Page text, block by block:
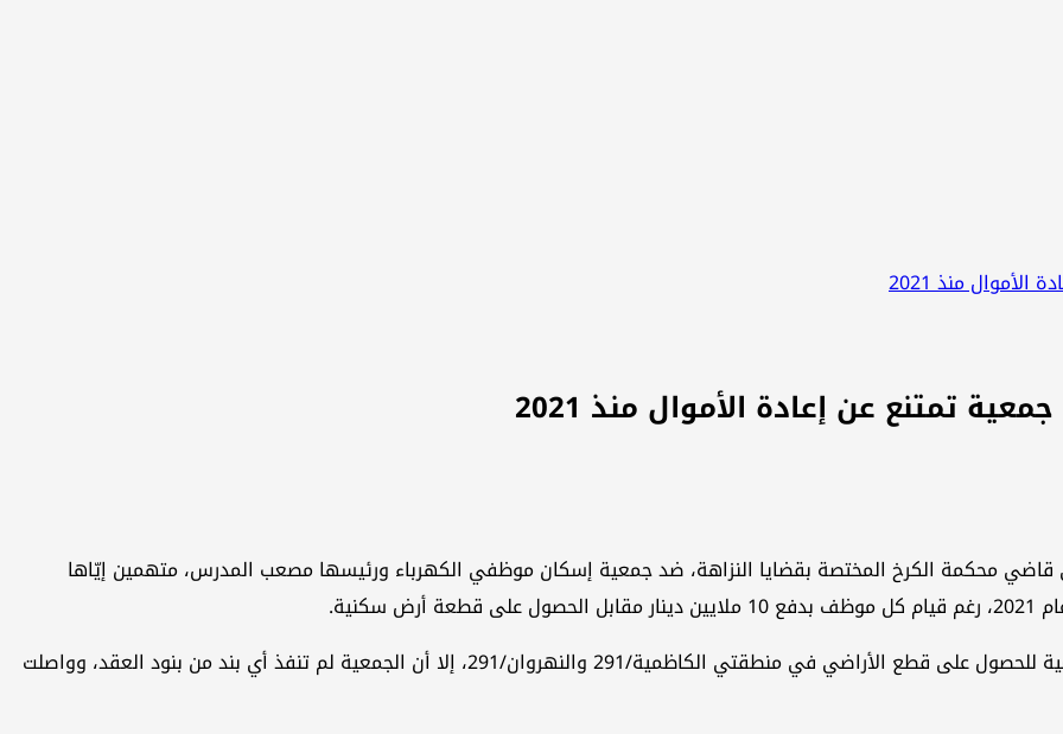
محكمة الكرخ المختصة بقضايا النزاهة، ضد جمعية إسكان موظفي الكهرباء ورئيسها مصعب المدرس، متهمين إيّاها
وبحسب الشكوى، فإن الموظفين دفعوا مبالغهم وفق عقود رسمية للحصول على قطع الأراضي في منطقتي الكاظمية/291 والنهروان/291، إلا أن الجمعية لم تنفذ أي بند من بنود العقد، وواصلت